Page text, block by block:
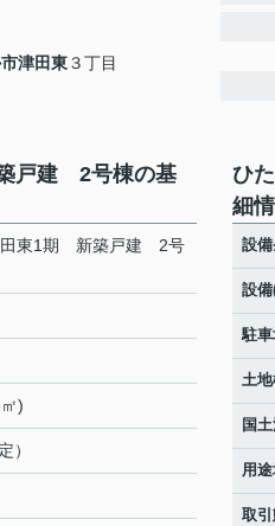
津田東３丁目
戸建 2号棟の基
田東1期 新築戸建 2号
)
）
ひ
細
設
設
駐
土地
国
用
取